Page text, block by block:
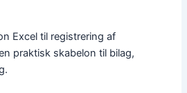
Excel til registrering af
praktisk skabelon til bilag,